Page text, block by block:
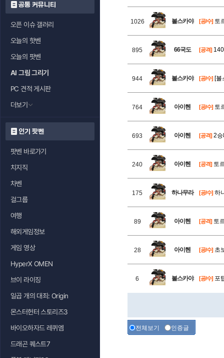
공통 커뮤니티
오픈 이슈 갤러리
오늘의 핫벤
오늘의 팟벤
AI 그림 그리기
PC 견적 게시판
더보기
인기 팟벤
팟벤 바로가기
치지직
차벤
걸그룹
여행
해외게임정보
게임 영상
HyperX OMEN
브이 라이징
일곱 개의 대죄: Origin
몬스터헌터 스토리즈3
바이오하자드 레퀴엠
드래곤 퀘스트7
1026 볼스카야 [공/수] 토
895 66국도 [공격]
944 볼스카야 [공/수] [볼
764 아이헨 [공/수] 토
693 아이헨 [공격] 2승
240 아이헨 [공격] 토
175 하나무라 [공/수] 하
89 아이헨 [공격] 토
28 아이헨 [공/수] 초
6 볼스카야 [공/수] 포
전체보기 인증글